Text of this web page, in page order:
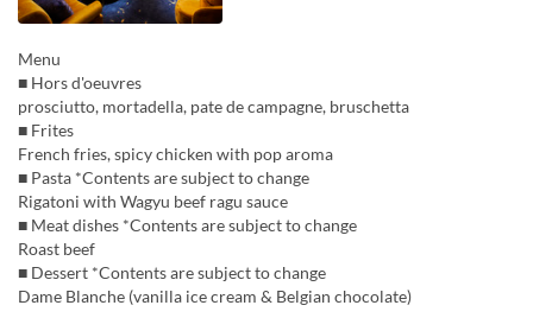
Menu
■ Hors d'oeuvres
prosciutto, mortadella, pate de campagne, bruschetta
■ Frites
French fries, spicy chicken with pop aroma
■ Pasta *Contents are subject to change
Rigatoni with Wagyu beef ragu sauce
■ Meat dishes *Contents are subject to change
Roast beef
■ Dessert *Contents are subject to change
Dame Blanche (vanilla ice cream & Belgian chocolate)